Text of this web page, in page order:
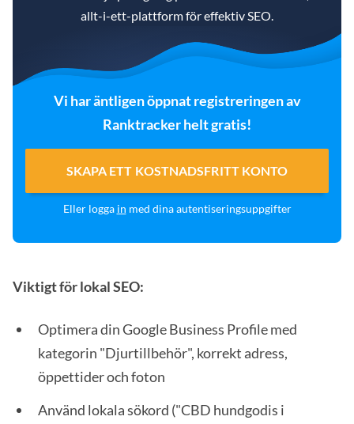
allt-i-ett-plattform för effektiv SEO.
Vi har äntligen öppnat registreringen av
Ranktracker helt gratis!
SKAPA ETT KOSTNADSFRITT KONTO
Eller logga in med dina autentiseringsuppgifter
Viktigt för lokal SEO:
Optimera din Google Business Profile med
kategorin "Djurtillbehör", korrekt adress,
öppettider och foton
Använd lokala sökord ("CBD hundgodis i